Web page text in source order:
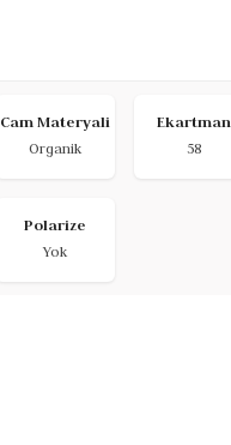
Cam Materyali
Organik
Ekartman
58
Polarize
Yok